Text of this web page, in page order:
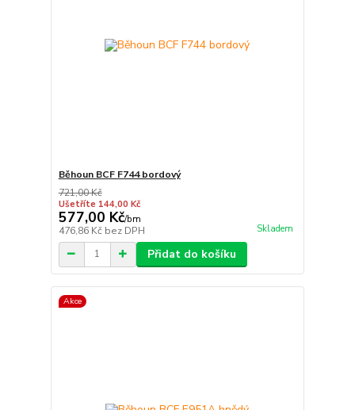
Běhoun BCF F744 bordový
721,00 Kč
Ušetříte 144,00 Kč
577,00 Kč/bm
476,86 Kč bez DPH Skladem
Přidat do košíku
Akce